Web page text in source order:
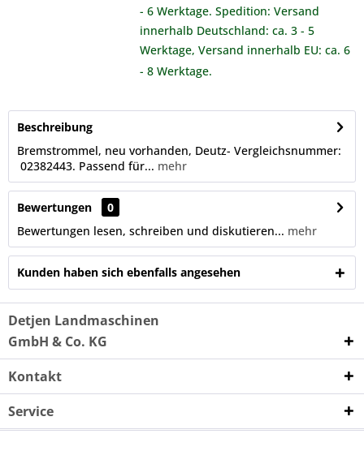
- 6 Werktage. Spedition: Versand
innerhalb Deutschland: ca. 3 - 5
Werktage, Versand innerhalb EU: ca. 6
- 8 Werktage.
Beschreibung
Bremstrommel, neu vorhanden, Deutz- Vergleichsnummer:
02382443. Passend für... mehr
Bewertungen
0
Bewertungen lesen, schreiben und diskutieren... mehr
Kunden haben sich ebenfalls angesehen
Detjen Landmaschinen
GmbH & Co. KG
Kontakt
Service